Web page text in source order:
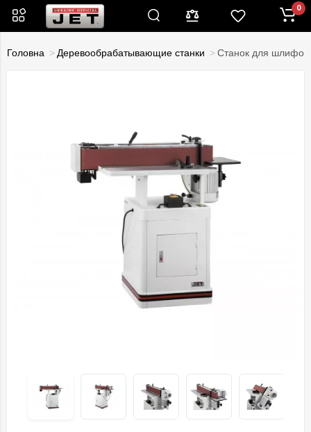
0
Головна Деревообрабатывающие станки Станок для